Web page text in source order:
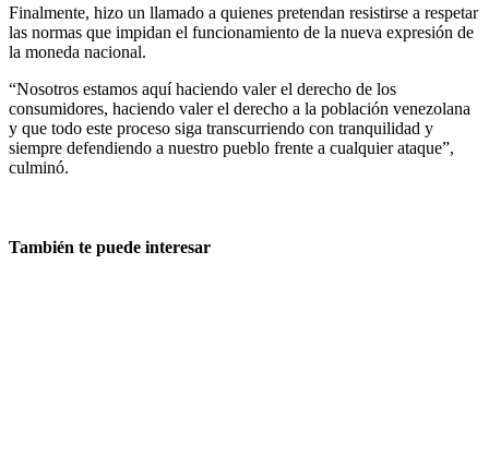
Finalmente, hizo un llamado a quienes pretendan resistirse a respetar
las normas que impidan el funcionamiento de la nueva expresión de
la moneda nacional.
“Nosotros estamos aquí haciendo valer el derecho de los
consumidores, haciendo valer el derecho a la población venezolana
y que todo este proceso siga transcurriendo con tranquilidad y
siempre defendiendo a nuestro pueblo frente a cualquier ataque”,
culminó.
También te puede interesar